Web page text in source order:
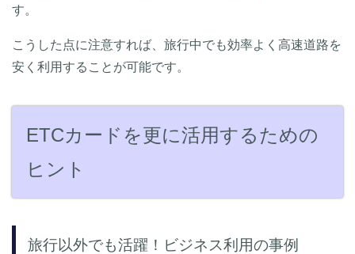
す。
こうした点に注意すれば、旅行中でも効率よく高速道路を
安く利用することが可能です。
ETCカードを更に活用するための
ヒント
旅行以外でも活躍！ビジネス利用の事例